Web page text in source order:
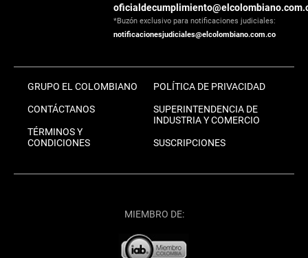
*Buzón exclusivo para notificaciones judiciales:
notificacionesjudiciales@elcolombiano.com.co
GRUPO EL COLOMBIANO
CONTÁCTANOS
TÉRMINOS Y
CONDICIONES
POLÍTICA DE PRIVACIDAD
SUPERINTENDENCIA DE
INDUSTRIA Y COMERCIO
SUSCRIPCIONES
MIEMBRO DE: